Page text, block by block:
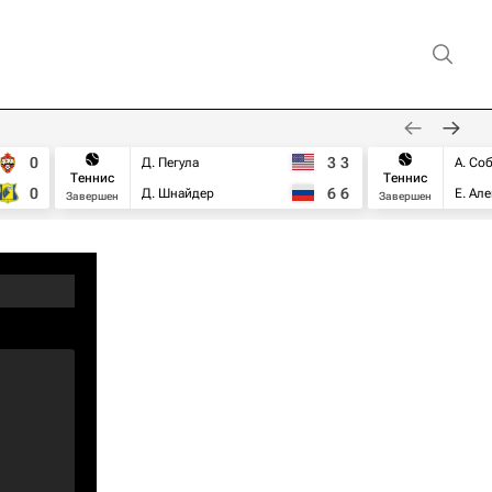
0
0
Теннис
Завершен
Д. Пегула
Д. Шнайдер
3 3
6 6
Теннис
Завершен
А.
Е.